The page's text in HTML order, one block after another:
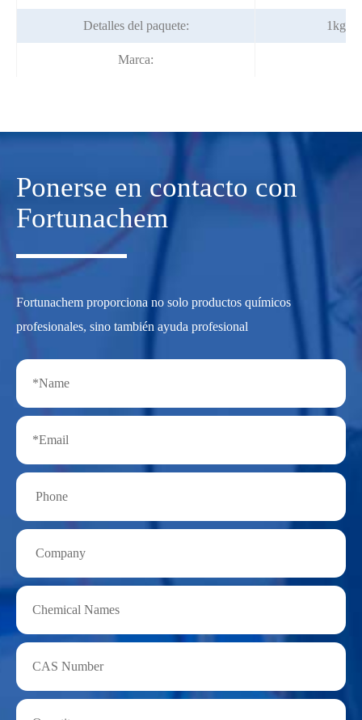
Detalles del paquete: 1kg/
Marca:
Ponerse en contacto con
Fortunachem
Fortunachem proporciona no solo productos químicos
profesionales, sino también ayuda profesional